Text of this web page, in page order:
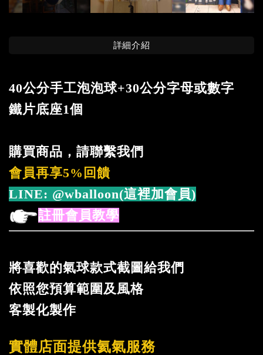
詳細介紹
40公分手工泡泡球+30公分字母或數字
鐵片底座1個
購買商品，請聯繫我們
會員再享5%回饋
LINE: @wballoon(這裡加會員)
註冊會員教學
將喜歡的氣球款式截圖給我們
依照您預算範圍及風格
客製化製作
實體店面提供氦氣服務